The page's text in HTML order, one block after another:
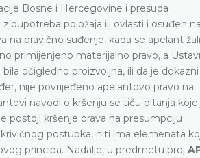
Bosne i Hercegovine i presuda
položaja ili ovlasti i osuđen na
na pravično suđenje, kada se apelant žali
primijenjeno materijalno pravo, a
očigledno proizvoljna, ili da je dokazni
nije povrijeđeno apelantovo pravo na
navodi o kršenju se tiču pitanja koje
postoji kršenje prava na presumpciju
postupka, niti ima elemenata
principa. Nadalje, u predmetu broj